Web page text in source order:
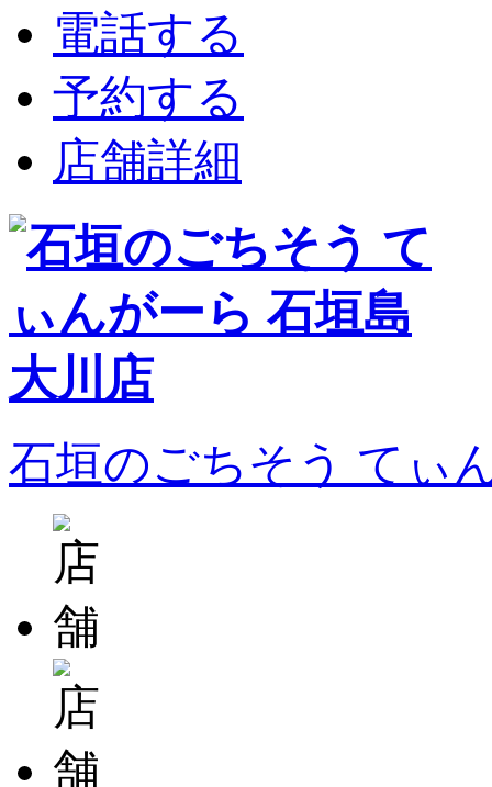
電話する
予約する
店舗詳細
石垣のごちそう てぃ